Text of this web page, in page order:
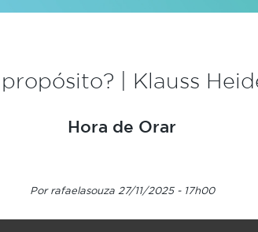
| Klauss
Hora de Orar
Por rafaelasouza 27/11/2025 - 17h00